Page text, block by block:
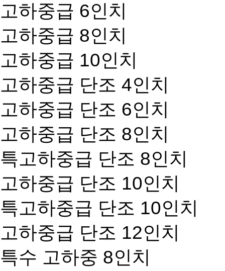
고하중급 6인치
고하중급 8인치
고하중급 10인치
고하중급 단조 4인치
고하중급 단조 6인치
고하중급 단조 8인치
특고하중급 단조 8인치
고하중급 단조 10인치
특고하중급 단조 10인치
고하중급 단조 12인치
특수 고하중 8인치